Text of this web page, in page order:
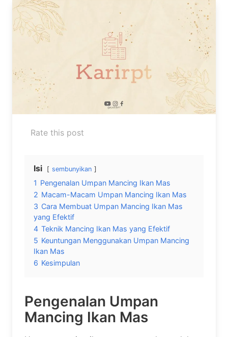
Rate this post
Isi sembunyikan
1 Pengenalan Umpan Mancing Ikan Mas
2 Macam-Macam Umpan Mancing Ikan Mas
3 Cara Membuat Umpan Mancing Ikan Mas
yang Efektif
4 Teknik Mancing Ikan Mas yang Efektif
5 Keuntungan Menggunakan Umpan Mancing
Ikan Mas
6 Kesimpulan
Pengenalan Umpan
Mancing Ikan Mas